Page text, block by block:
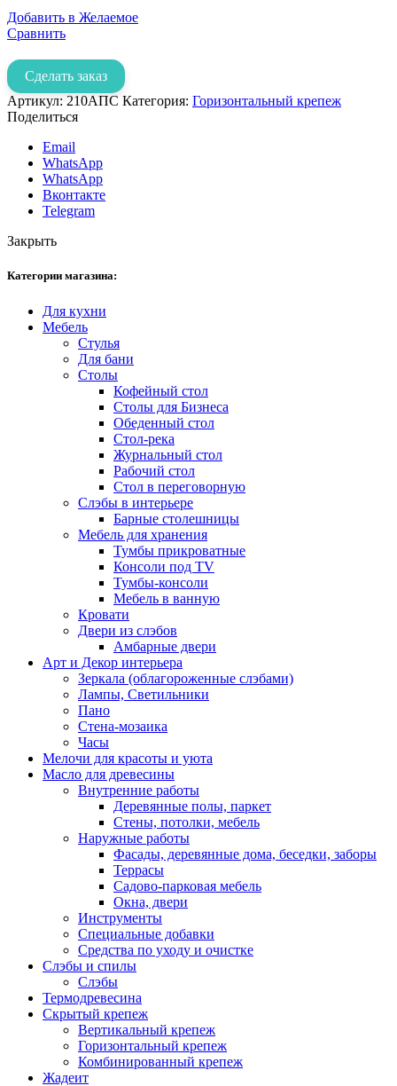
Добавить в Желаемое
Сравнить
Сделать заказ
Артикул: 210АПС Категория: Горизонтальный крепеж
Поделиться
Email
WhatsApp
WhatsApp
Вконтакте
Telegram
Закрыть
Категории магазина:
Для кухни
Мебель
Стулья
Для бани
Столы
Кофейный стол
Столы для Бизнеса
Обеденный стол
Стол-река
Журнальный стол
Рабочий стол
Стол в переговорную
Слэбы в интерьере
Барные столешницы
Мебель для хранения
Тумбы прикроватные
Консоли под TV
Тумбы-консоли
Мебель в ванную
Кровати
Двери из слэбов
Амбарные двери
Арт и Декор интерьера
Зеркала (облагороженные слэбами)
Лампы, Светильники
Пано
Стена-мозаика
Часы
Мелочи для красоты и уюта
Масло для древесины
Внутренние работы
Деревянные полы, паркет
Стены, потолки, мебель
Наружные работы
Фасады, деревянные дома, беседки, заборы
Террасы
Садово-парковая мебель
Окна, двери
Инструменты
Специальные добавки
Средства по уходу и очистке
Слэбы и спилы
Слэбы
Термодревесина
Скрытый крепеж
Вертикальный крепеж
Горизонтальный крепеж
Комбинированный крепеж
Жадеит